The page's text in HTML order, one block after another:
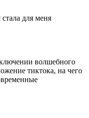
для меня
волшебного
тиктока, на чего